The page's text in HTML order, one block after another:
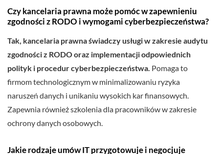
Czy kancelaria prawna może pomóc w zapewnieniu
zgodności z RODO i wymogami cyberbezpieczeństwa?
Tak, kancelaria prawna świadczy usługi w zakresie audytu
zgodności z RODO oraz implementacji odpowiednich
polityk i procedur cyberbezpieczeństwa. Pomaga to
firmom technologicznym w minimalizowaniu ryzyka
naruszeń danych i unikaniu wysokich kar finansowych.
Zapewnia również szkolenia dla pracowników w zakresie
ochrony danych osobowych.
Jakie rodzaje umów IT przygotowuje i negocjuje